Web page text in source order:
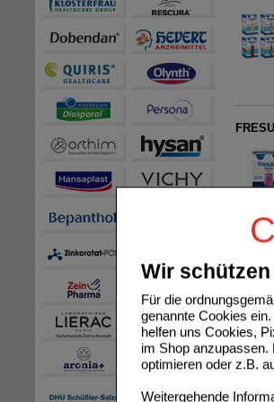
Wir
Für die
genannte Cookies
helfen uns Cookies,
im Shop anzupassen.
optimieren oder z.B.
Weitergehende